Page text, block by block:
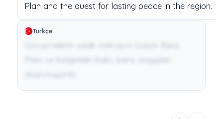
Plan and the quest for lasting peace inthe region.
Türkçe